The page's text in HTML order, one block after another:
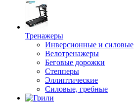
Тренажеры
Инверсионные и силовые
Велотренажеры
Беговые дорожки
Степперы
Эллиптические
Силовые, гребные